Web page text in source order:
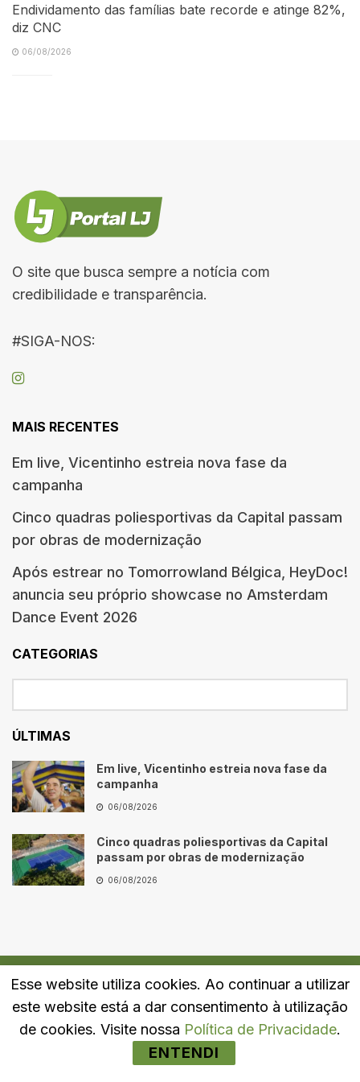
Endividamento das famílias bate recorde e atinge 82%,
diz CNC
06/08/2026
O site que busca sempre a notícia com
credibilidade e transparência.
#SIGA-NOS:
MAIS RECENTES
Em live, Vicentinho estreia nova fase da
campanha
Cinco quadras poliesportivas da Capital passam
por obras de modernização
Após estrear no Tomorrowland Bélgica, HeyDoc!
anuncia seu próprio showcase no Amsterdam
Dance Event 2026
CATEGORIAS
ÚLTIMAS
Em live, Vicentinho estreia nova fase da
campanha
06/08/2026
Cinco quadras poliesportivas da Capital
passam por obras de modernização
06/08/2026
Quem Somos Fale Conosco Política de Privacidade
Esse website utiliza cookies. Ao continuar a utilizar
este website está a dar consentimento à utilização
de cookies. Visite nossa Política de Privacidade.
ENTENDI